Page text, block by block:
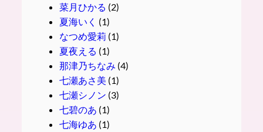
菜月ひかる (2)
夏海いく (1)
なつめ愛莉 (1)
夏夜える (1)
那津乃ちなみ (4)
七瀬あさ美 (1)
七瀬シノン (3)
七碧のあ (1)
七海ゆあ (1)